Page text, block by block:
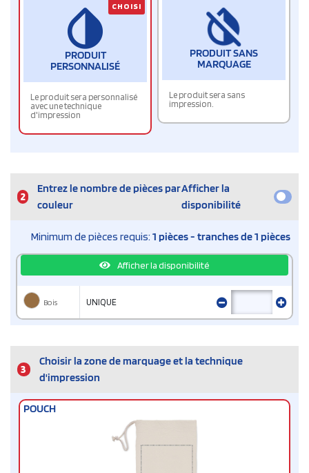
PRODUIT
PERSONNALISÉ
Le produit sera personnalisé
avec une technique
d'impression
CHOISI
PRODUIT SANS
MARQUAGE
Le produit sera sans
impression.
2
Entrez le nombre de pièces par
couleur
Afficher la
disponibilité
Minimum de pièces requis: 1 pièces - tranches de 1 pièces
Afficher la disponibilité
Bois UNIQUE
3
Choisir la zone de marquage et la technique
d'impression
POUCH